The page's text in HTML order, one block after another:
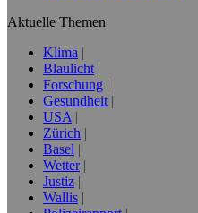
Aktuelle Themen
Klima
Blaulicht
Forschung
Gesundheit
USA
Zürich
Basel
Wetter
Justiz
Wallis